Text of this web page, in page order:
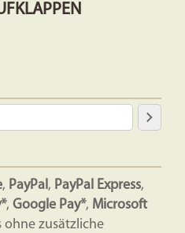
, PayPal, PayPal Express,
, Google Pay*, Microsoft
ohne zusätzliche